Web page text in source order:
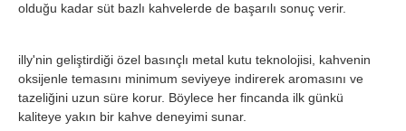
olduğu kadar süt bazlı kahvelerde de başarılı sonuç verir.
illy'nin geliştirdiği özel basınçlı metal kutu teknolojisi, kahvenin
oksijenle temasını minimum seviyeye indirerek aromasını ve
tazeliğini uzun süre korur. Böylece her fincanda ilk günkü
kaliteye yakın bir kahve deneyimi sunar.